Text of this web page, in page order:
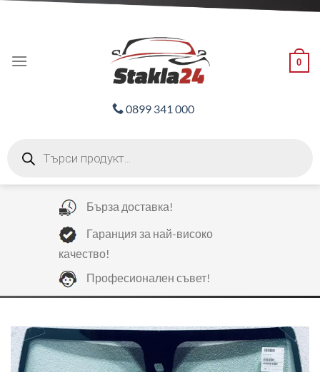
0
0899 341 000
search
Бърза доставка!
Гаранция за най-високо
качество!
Професионален съвет!